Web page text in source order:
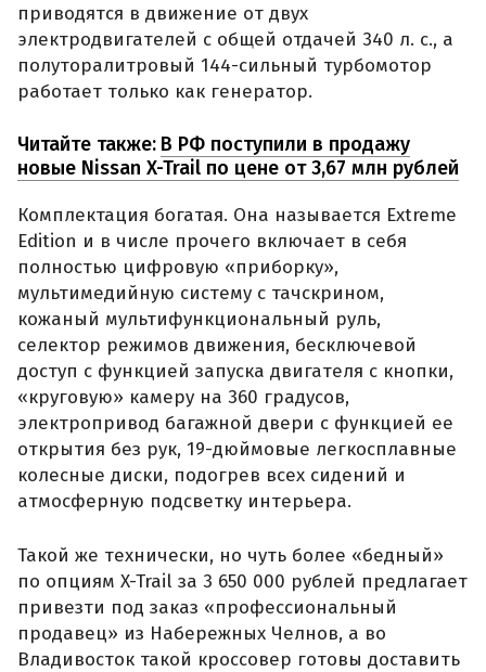
приводятся в движение от двух
электродвигателей с общей отдачей 340 л. с., а
полуторалитровый 144-сильный турбомотор
работает только как генератор.
Читайте также: В РФ поступили в продажу
новые Nissan X-Trail по цене от 3,67 млн рублей
Комплектация богатая. Она называется Extreme
Edition и в числе прочего включает в себя
полностью цифровую «приборку»,
мультимедийную систему с тачскрином,
кожаный мультифункциональный руль,
селектор режимов движения, бесключевой
доступ с функцией запуска двигателя с кнопки,
«круговую» камеру на 360 градусов,
электропривод багажной двери с функцией ее
открытия без рук, 19-дюймовые легкосплавные
колесные диски, подогрев всех сидений и
атмосферную подсветку интерьера.
Такой же технически, но чуть более «бедный»
по опциям X-Trail за 3 650 000 рублей предлагает
привезти под заказ «профессиональный
продавец» из Набережных Челнов, а во
Владивосток такой кроссовер готовы доставить